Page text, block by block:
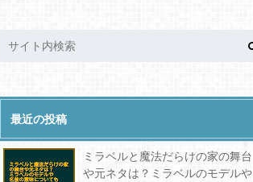
最近の投稿
ミラベルと魔法だらけの家の舞台
や元ネタは？ミラベルのモデルや